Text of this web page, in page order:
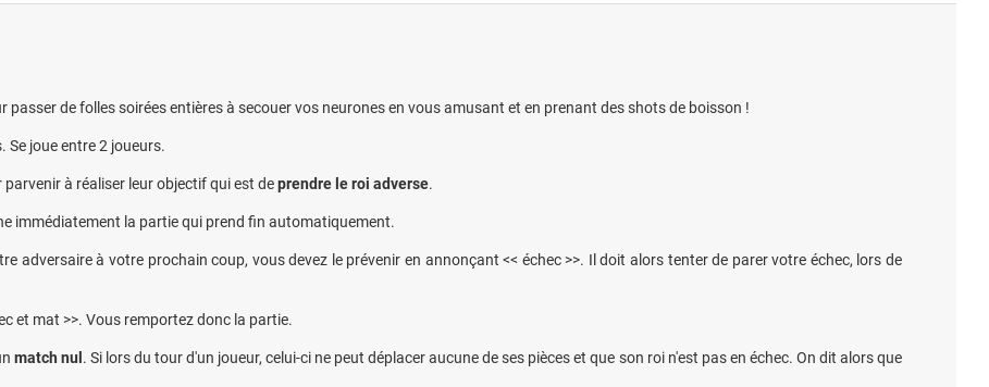
passer de folles soirées entières à secouer vos neurones en vous amusant et en prenant des shots de boisson !
joue entre 2 joueurs.
à réaliser leur objectif qui est deprendre le roi adverse.
immédiatement la partie qui prend fin automatiquement.
adversaire à votre prochain coup, vous devez le prévenir en annonçant << échec >>. Il doit alors tenter de parer votre échec, lors de
et mat >>. Vous remportez donc la partie.
match nul . Si lors du tour d'un joueur, celui-ci ne peut déplacer aucune de ses pièces et que son roi n'est pas en échec. On dit alors que